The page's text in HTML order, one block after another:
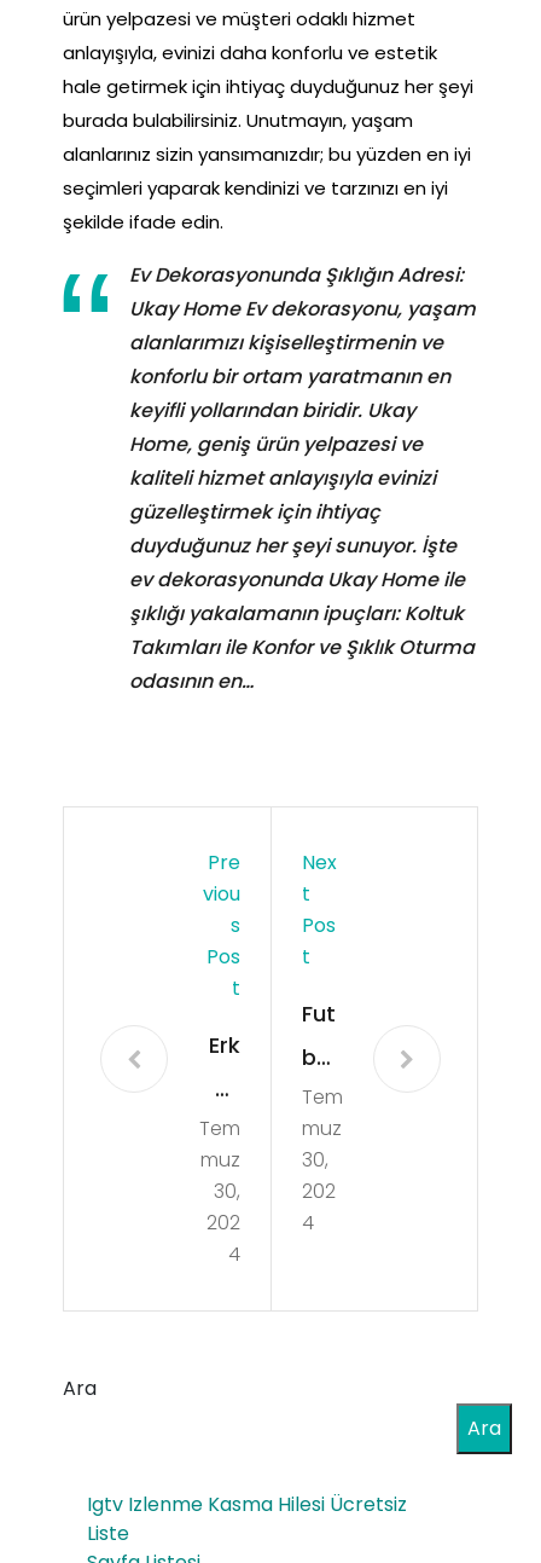
ürün yelpazesi ve müşteri odaklı hizmet
anlayışıyla, evinizi daha konforlu ve estetik
hale getirmek için ihtiyaç duyduğunuz her şeyi
burada bulabilirsiniz. Unutmayın, yaşam
alanlarınız sizin yansımanızdır; bu yüzden en iyi
seçimleri yaparak kendinizi ve tarzınızı en iyi
şekilde ifade edin.
Ev Dekorasyonunda Şıklığın Adresi:
Ukay Home Ev dekorasyonu, yaşam
alanlarımızı kişiselleştirmenin ve
konforlu bir ortam yaratmanın en
keyifli yollarından biridir. Ukay
Home, geniş ürün yelpazesi ve
kaliteli hizmet anlayışıyla evinizi
güzelleştirmek için ihtiyaç
duyduğunuz her şeyi sunuyor. İşte
ev dekorasyonunda Ukay Home ile
şıklığı yakalamanın ipuçları: Koltuk
Takımları ile Konfor ve Şıklık Oturma
odasının en…
Pre
Viou
S
Pos
T
Erk
ek
Öğr
enc
i
Yur
tlar
Tem
muz
30,
202
4
Nex
T
Pos
T
Fut
bol
ve
Me
dya
Ma
Yay
Sp
Tem
muz
30,
202
4
Ara
Ara
Igtv Izlenme Kasma Hilesi Ücretsiz
Liste